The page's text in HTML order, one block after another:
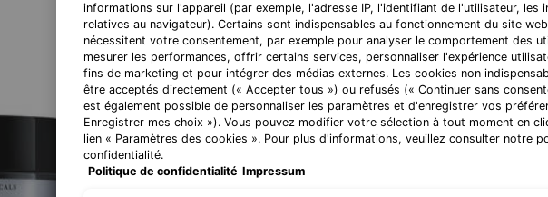
BEST-SELLER
informations sur l'appareil (par exemple, l'adresse IP, l'identifiant de l'utilisateur, les
relatives au navigateur). Certains sont indispensables au fonctionnement du site
nécessitent votre consentement, par exemple pour analyser le comportement des
mesurer les performances, offrir certains services, personnaliser l'expérience
fins de marketing et pour intégrer des médias externes. Les cookies non
être acceptés directement (« Accepter tous ») ou refusés (« Continuer sans
est également possible de personnaliser les paramètres et d'enregistrer vos
Enregistrer mes choix »). Vous pouvez modifier votre sélection à tout moment en
lien « Paramètres des cookies ». Pour plus d'informations, veuillez consulter notre
confidentialité.
Politique de confidentialité Impressum